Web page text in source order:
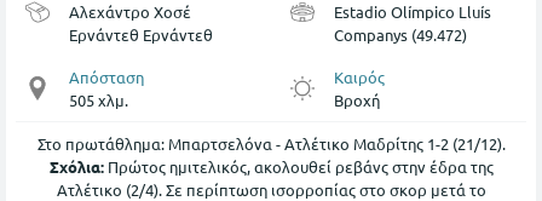
Αλεχάντρο Χοσέ
Ερνάντεθ Ερνάντεθ
Estadio Olímpico Lluís
Companys (49.472)
Απόσταση
505 χλμ.
Καιρός
Βροχή
Στο πρωτάθλημα: Μπαρτσελόνα - Ατλέτικο Μαδρίτης 1-2 (21/12).
Σχόλια:Πρώτος ημιτελικός, ακολουθεί ρεβάνς στην έδρα της
Ατλέτικο (2/4). Σε περίπτωση ισορροπίας στο σκορ μετά το